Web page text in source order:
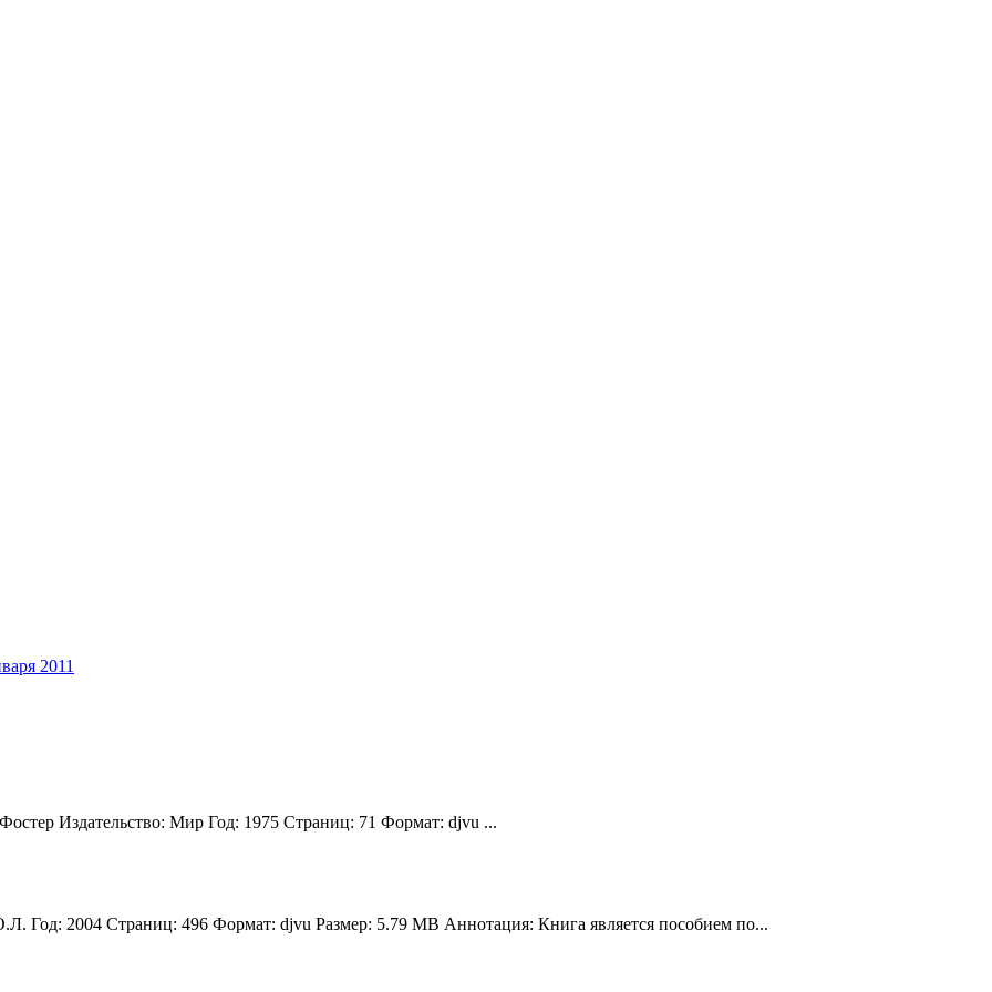
2011
Издательство: Мир Год: 1975 Страниц: 71 Формат: djvu ...
2004 Страниц: 496 Формат: djvu Размер: 5.79 MB Аннотация: Книга является пособием по...